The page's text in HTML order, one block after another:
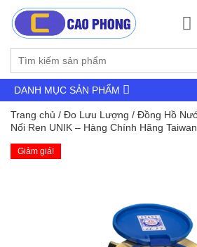
DANH MỤC SẢN PHẨM
Trang chủ / Đo Lưu Lượng / Đồng Hồ
Nối Ren UNIK – Hàng Chính Hãng Taiwan
Giảm giá!